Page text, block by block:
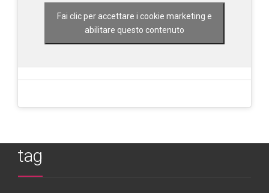
Fai clic per accettare i cookie marketing e
abilitare questo contenuto
tag